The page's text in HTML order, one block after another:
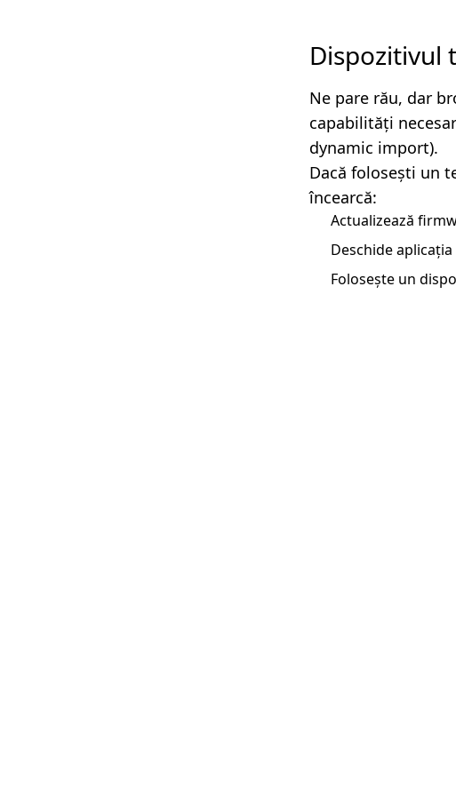
Dispozitivul
Ne pare rău, dar
capabilități
dynamic import).
Dacă folosești un
încearcă:
Actualizează
Deschide
Folosește un